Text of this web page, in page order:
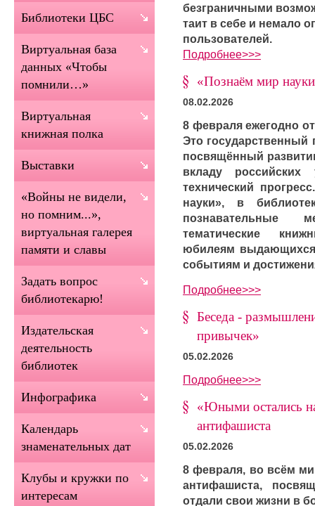
безграничными
таит в себе и немало
пользователей.
Подробнее>>>
«Познаём мир
08.02.2026
8 февраля ежегодно
Это государственный
посвящённый
вкладу
технический
науки», в
познавательные
тематические
юбилеям
событиям и
Подробнее>>>
Беседа -
привычек»
05.02.2026
Подробнее>>>
«Юными остались
антифашиста
05.02.2026
8 февраля, во всём
антифашиста,
отдали свои жизни в
Библиотеки ЦБС
Виртуальная база
данных «Чтобы
помнили…»
Виртуальная
книжная полка
Выставки
«Войны не видели,
но помним...»,
виртуальная галерея
памяти и славы
Задать вопрос
библиотекарю!
Издательская
деятельность
библиотек
Инфографика
Календарь
знаменательных дат
Клубы и кружки по
интересам